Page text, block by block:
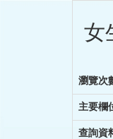
女
瀏覽次
主要欄
查詢資